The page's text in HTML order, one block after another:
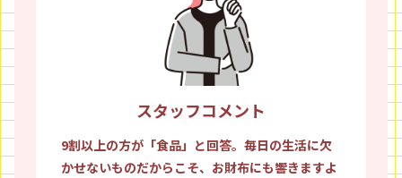
スタッフコメント
9割以上の方が「食品」と回答。毎日の生活に欠
かせないものだからこそ、お財布にも響きますよ